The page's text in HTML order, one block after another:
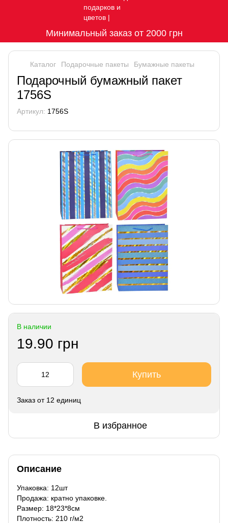
Минимальный заказ от 2000 грн
Каталог Подарочные пакеты Бумажные пакеты
Подарочный бумажный пакет
1756S
Артикул: 1756S
В наличии
19.90 грн
Купить
Заказ от 12 единиц
В избранное
Описание
Упаковка: 12шт
Продажа: кратно упаковке.
Размер: 18*23*8см
Плотность: 210 г/м2